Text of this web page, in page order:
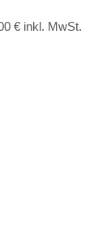
€ inkl. MwSt.